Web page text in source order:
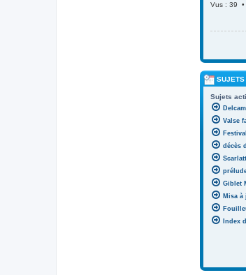
Vus : 39 •
SUJETS
Sujets
Valse
décès
Giblet
Misa à
Index